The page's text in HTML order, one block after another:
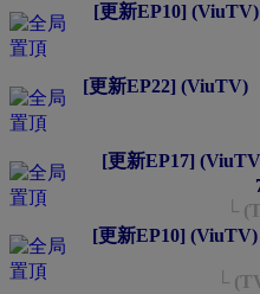
[更新EP10]
[更新EP22] (ViuTV)
[更新EP17]
└
[更新EP10]
└